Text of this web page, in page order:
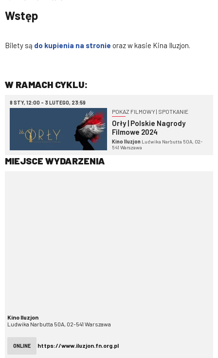
Wstęp
Bilety są do kupienia na stronie oraz w kasie Kina Iluzjon.
W RAMACH CYKLU:
8 STY, 12:00 - 3 LUTEGO, 23:59
POKAZ FILMOWY | SPOTKANIE
Orły | Polskie Nagrody
Filmowe 2024
Kino Iluzjon Ludwika Narbutta 50A, 02-
541 Warszawa
MIEJSCE WYDARZENIA
Kino Iluzjon
Ludwika Narbutta 50A, 02-541 Warszawa
ONLINE https://www.iluzjon.fn.org.pl